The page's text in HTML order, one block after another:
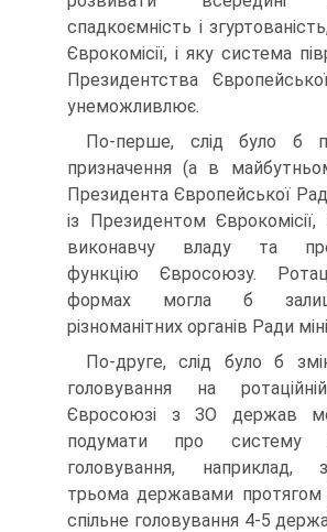
спадкоємність і
Єврокомісії, і яку система
Президентства
унеможливлює.
По-перше, слід було б
призначення (а в
Президента Європейської
із Президентом
виконавчу владу та
функцію Євросоюзу.
формах могла б
різноманітних органів Ради
По-друге, слід було б
головування на
Євросоюзі з ЗО держав
подумати про систему
головування, наприклад,
трьома державами протягом
спільне головування 4-5